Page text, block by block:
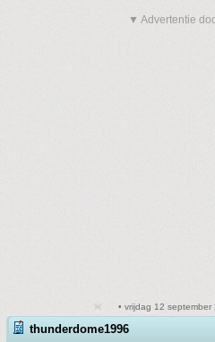
▼ Advertentie
• vrijdag 12 september
thunderdome1996